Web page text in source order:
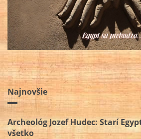
Najnovšie
Archeológ Jozef Hudec: Starí
všetko